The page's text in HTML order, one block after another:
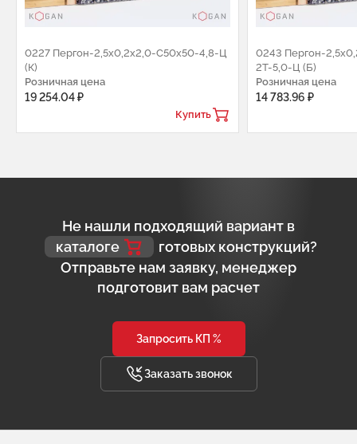
0227 Пергон-2,5х0,2х2,0-С50х50-4,8-Ц
(К)
Розничная цена
19 254.04 ₽
Купить
0243 Пергон-
2Т-5,0-Ц (Б)
Розничная цена
14 783.96 ₽
Не нашли подходящий вариант в
каталоге
готовых конструкций?
Отправьте нам заявку, менеджер
подготовит вам расчет
Запросить КП %
Заказать звонок